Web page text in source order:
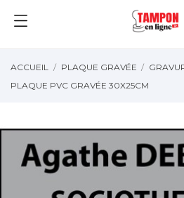
ACCUEIL PLAQUE GRAVÉE
PLAQUE PVC GRAVÉE 30X25CM